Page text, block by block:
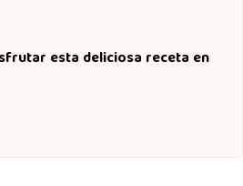
esta deliciosa receta en